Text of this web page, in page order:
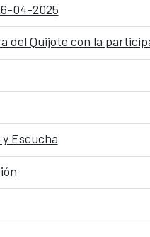
04-2025
Quijote con la
Escucha